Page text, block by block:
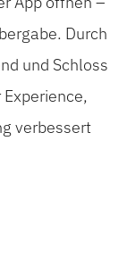
Durch
und Schloss
verbessert